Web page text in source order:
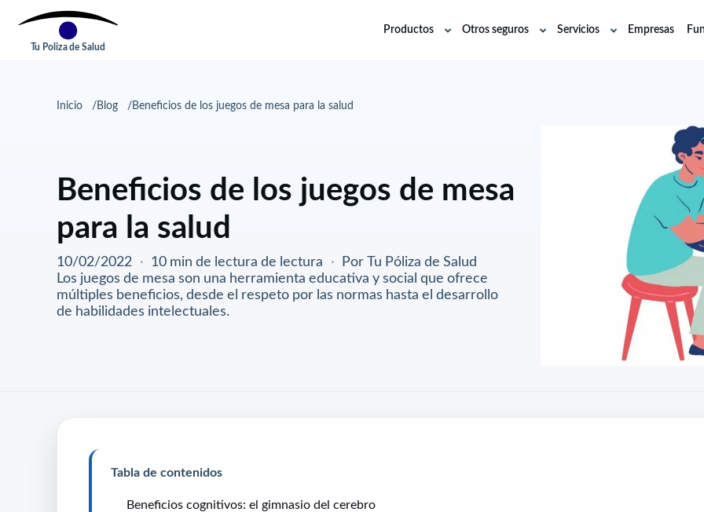
Tu Poliza de Salud
Productos
AbrirOtros seguros
AbrirServicios
AbrirEmpresas
Inicio Blog Beneficios de los juegos de mesa para la salud
Beneficios de los juegos de mesa
para la salud
10/02/2022 · 10 min de lectura de lectura ·
Por Tu Póliza de Salud
Los juegos de mesa son una herramienta educativa y social que ofrece
múltiples beneficios, desde el respeto por las normas hasta el desarrollo
de habilidades intelectuales.
Tabla de contenidos
Beneficios cognitivos: el gimnasio del cerebro